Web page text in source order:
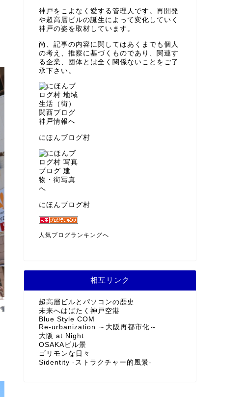
神戸をこよなく愛する管理人です。再開発
や超高層ビルの誕生によって変化していく
神戸の姿を取材しています。
尚、記事の内容に関してはあくまでも個人
の考え、推察に基づくものであり、関連す
る企業、団体とは全く関係ないことをご了
承下さい。
にほんブログ村
にほんブログ村
人気ブログランキングへ
相互リンク
超高層ビルとパソコンの歴史
未来へはばたく神戸空港
Blue Style COM
Re-urbanization ～大阪再都市化～
大阪 at Night
OSAKAビル景
ゴリモンな日々
Sidentity -ストラクチャー的風景-